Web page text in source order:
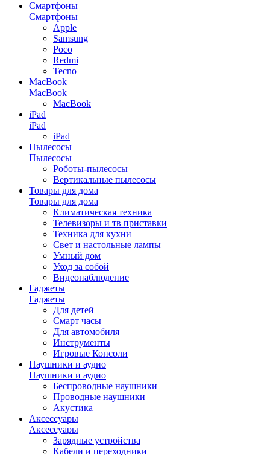
Смартфоны
Смартфоны
Apple
Samsung
Poco
Redmi
Tecno
MacBook
MacBook
MacBook
iPad
iPad
iPad
Пылесосы
Пылесосы
Роботы-пылесосы
Вертикальные пылесосы
Товары для дома
Товары для дома
Климатическая техника
Телевизоры и тв приставки
Техника для кухни
Свет и настольные лампы
Умный дом
Уход за собой
Видеонаблюдение
Гаджеты
Гаджеты
Для детей
Смарт часы
Для автомобиля
Инструменты
Игровые Консоли
Наушники и аудио
Наушники и аудио
Беспроводные наушники
Проводные наушники
Акустика
Аксессуары
Аксессуары
Зарядные устройства
Кабели и переходники